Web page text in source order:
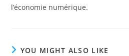
l’économie numérique.
YOU MIGHT ALSO LIKE